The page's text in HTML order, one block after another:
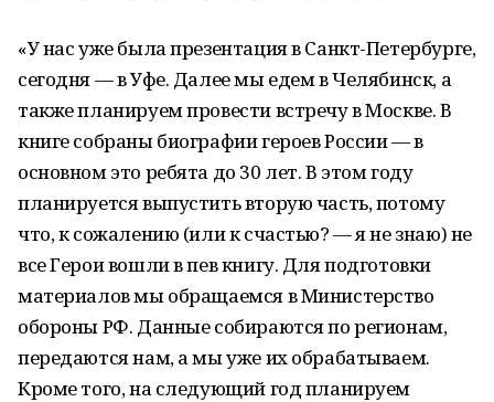
«У нас уже была презентация в Санкт-Петербурге,
сегодня — в Уфе. Далее мы едем в Челябинск, а
также планируем провести встречу в Москве. В
книге собраны биографии героев России — в
основном это ребята до 30 лет. В этом году
планируется выпустить вторую часть, потому
что, к сожалению (или к счастью? — я не знаю) не
все Герои вошли в пев книгу. Для подготовки
материалов мы обращаемся в Министерство
обороны РФ. Данные собираются по регионам,
передаются нам, а мы уже их обрабатываем.
Кроме того, на следующий год планируем